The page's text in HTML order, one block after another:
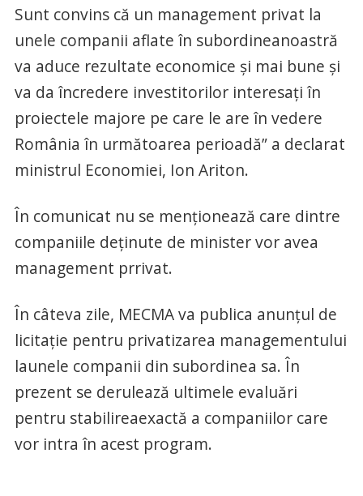
Sunt convins că un management privat la
unele companii aflate în subordineanoastră
va aduce rezultate economice şi mai bune şi
va da încredere investitorilor interesaţi în
proiectele majore pe care le are în vedere
România în următoarea perioadă” a declarat
ministrul Economiei, Ion Ariton.
În comunicat nu se menţionează care dintre
companiile deţinute de minister vor avea
management prrivat.
În câteva zile, MECMA va publica anunţul de
licitaţie pentru privatizarea managementului
launele companii din subordinea sa. În
prezent se derulează ultimele evaluări
pentru stabilireaexactă a companiilor care
vor intra în acest program.